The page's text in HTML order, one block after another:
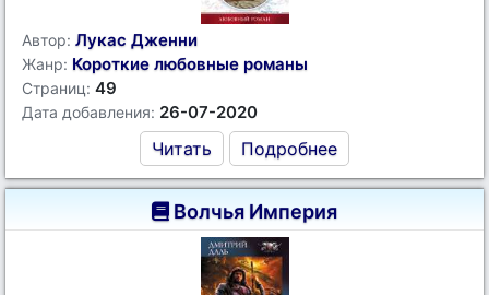
Автор: Лукас Дженни
Жанр: Короткие любовные романы
Страниц: 49
Дата добавления: 26-07-2020
Читать Подробнее
Волчья Империя